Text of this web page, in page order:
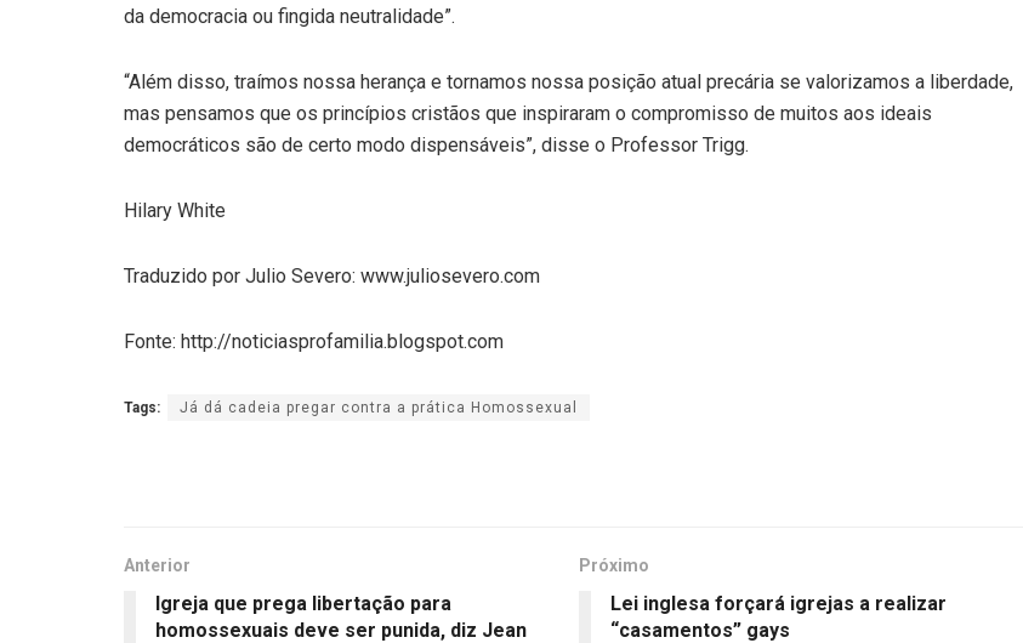
da democracia ou fingida neutralidade”.
“Além disso, traímos nossa herança e tornamos nossa posição atual precária se valorizamos a liberdade,
mas pensamos que os princípios cristãos que inspiraram o compromisso de muitos aos ideais
democráticos são de certo modo dispensáveis”, disse o Professor Trigg.
Hilary White
Traduzido por Julio Severo: www.juliosevero.com
Fonte: http://noticiasprofamilia.blogspot.com
Tags: Já dá cadeia pregar contra a prática Homossexual
Anterior
Igreja que prega libertação para
homossexuais deve ser punida, diz Jean
Próximo
Lei inglesa forçará igrejas a realizar
“casamentos” gays